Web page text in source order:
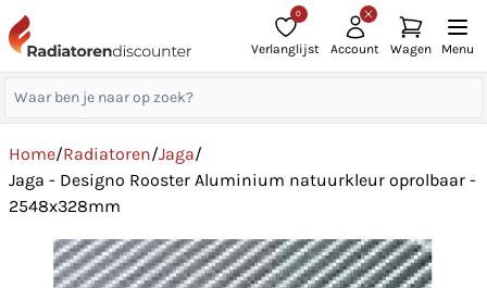
0
Verlanglijst Account Wagen Menu
Home/Radiatoren/Jaga/
Jaga - Designo Rooster Aluminium natuurkleur oprolbaar -
2548x328mm